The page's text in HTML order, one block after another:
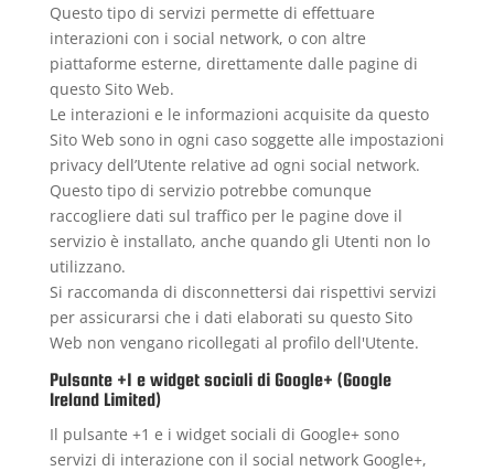
Questo tipo di servizi permette di effettuare
interazioni con i social network, o con altre
piattaforme esterne, direttamente dalle pagine di
questo Sito Web.
Le interazioni e le informazioni acquisite da questo
Sito Web sono in ogni caso soggette alle impostazioni
privacy dell’Utente relative ad ogni social network.
Questo tipo di servizio potrebbe comunque
raccogliere dati sul traffico per le pagine dove il
servizio è installato, anche quando gli Utenti non lo
utilizzano.
Si raccomanda di disconnettersi dai rispettivi servizi
per assicurarsi che i dati elaborati su questo Sito
Web non vengano ricollegati al profilo dell'Utente.
Pulsante +1 e widget sociali di Google+ (Google
Ireland Limited)
Il pulsante +1 e i widget sociali di Google+ sono
servizi di interazione con il social network Google+,